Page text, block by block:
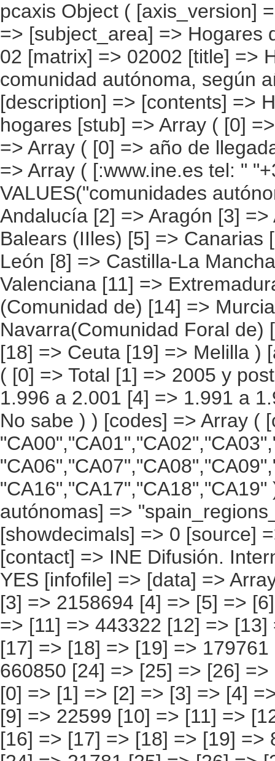
pcaxis Object ( [axis_version] => [creation_date] => 20080709 [note] => [subject_area] => Hogares de los inmigrantes [subject_code] => 02 [matrix] => 02002 [title] => Hogares con inmigrantes por comunidad autónoma, según año de llegada del pionero [description] => [contents] => Hogares con inmigrantes [units] => hogares [stub] => Array ( [0] => comunidades autónomas ) [heading] => Array ( [0] => año de llegada del pionero ) [prestext] => [values] => Array ( [:www.ine.es tel: " "+34 91 5839100 "; VALUES("comunidades autónomas] => Array ( [0] => Total [1] => Andalucía [2] => Aragón [3] => Asturias (Principado de) [4] => Balears (IIles) [5] => Canarias [6] => Cantabria [7] => Castilla y León [8] => Castilla-La Mancha [9] => Catalunya [10] => Comunitat Valenciana [11] => Extremadura [12] => Galicia [13] => Madrid (Comunidad de) [14] => Murcia(Región de) [15] => Navarra(Comunidad Foral de) [16] => País Vasco [17] => Rioja (La) [18] => Ceuta [19] => Melilla ) [año de llegada del pionero] => Array ( [0] => Total [1] => 2005 y posteriores [2] => 2.002 a 2.004 [3] => 1.996 a 2.001 [4] => 1.991 a 1.995 [5] => 1.990 y anteriores [6] => No sabe ) ) [codes] => Array ( [comunidades autónomas] => "CA00","CA01","CA02","CA03","CA04","CA05", "CA06","CA07","CA08","CA09","CA10","CA11","CA12","CA13","CA14","CA15", "CA16","CA17","CA18","CA19" ) [map] => Array ( [comunidades autónomas] => "spain_regions_img_ind" ) [decimals] => 0 [showdecimals] => 0 [source] => Instituto Nacional de Estadística [contact] => INE Difusión. Internet: www.ine.es/infoine [copyright] => YES [infofile] => [data] => Array ( [0] => Array ( [0] => [1] =>